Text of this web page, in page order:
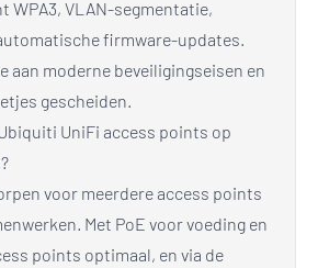
WPA3, VLAN-segmentatie,
firmware-updates.
aan moderne beveiligingseisen en
gescheiden.
UniFi access points op
voor meerdere access points
Met PoE voor voeding en
points optimaal, en via de